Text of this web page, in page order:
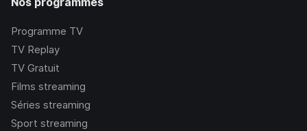
Programme TV
TV Replay
TV Gratuit
Films streaming
Séries streaming
Sport streaming